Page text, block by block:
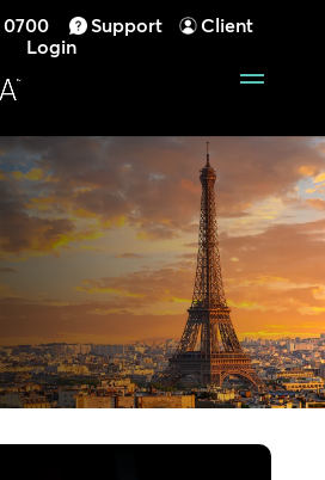
0700 Support
Client
Login